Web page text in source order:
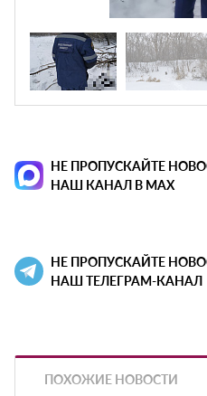
НЕ ПРОПУСКАЙТЕ
НАШ КАНАЛ В MAX
НЕ ПРОПУСКАЙТЕ
НАШ ТЕЛЕГРАМ-КАНАЛ
ПОХОЖИЕ НОВОСТИ